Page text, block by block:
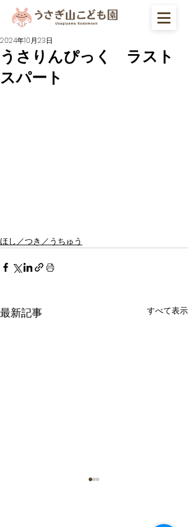
うさりんぴっく ラスト
スパート
2024年10月23日
ほし／つき／うちゅう
最新記事 すべて表示